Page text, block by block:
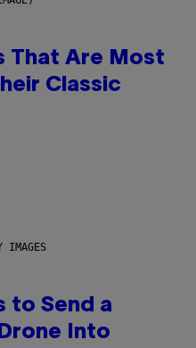
That Are Most
Classic
IMAGES
to Send a
Into